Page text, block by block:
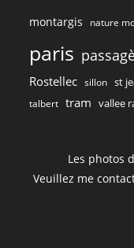
montargis nature
paris
Rostellec sillon st
talbert tram vallee
Les photos
Veuillez me